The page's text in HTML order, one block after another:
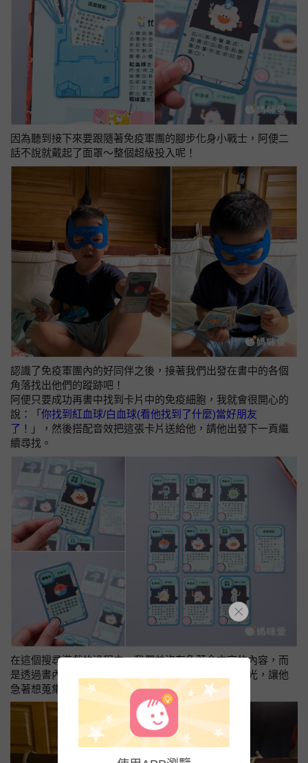
因為聽到接下來要跟隨著免疫軍團的腳步化身小戰士，阿便二
話不說就戴起了面罩～整個超級投入呢！
認識了免疫軍團內的好同伴之後，接著我們出發在書中的各個
角落找出他們的蹤跡吧！
阿便只要成功再書中找到卡片中的免疫細胞，我就會很開心的
說：「 你找到紅血球/白血球(看他找到了什麼)當好朋友
了！ 」，然後搭配音效把這張卡片送給他，請他出發下一頁繼
續尋找。
在這個搜尋遊戲的過程中，我們並沒有急著念文字的內容，而
是透過書內
吸引阿便的目光，讓他
急著想蒐集完所有卡片，趕快看裡面的內容。